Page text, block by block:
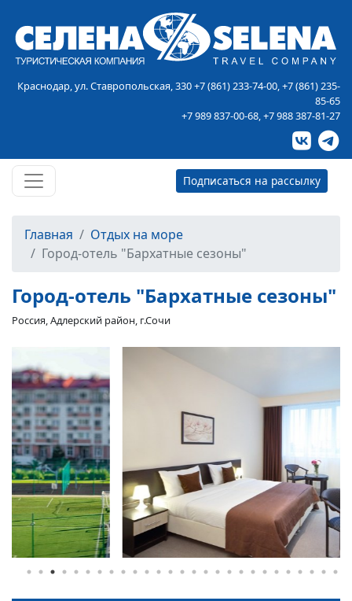
Краснодар, ул. Ставропольская, 330+7 (861) 233-74-00 +7 (861) 235-
85-65
+7 989 837-00-68 +7 988 387-81-27
Подписаться на рассылку
Главная
Отдых на море
Город-отель "Бархатные сезоны"
Город-отель "Бархатные сезоны"
Россия, Адлерский район, г.Сочи